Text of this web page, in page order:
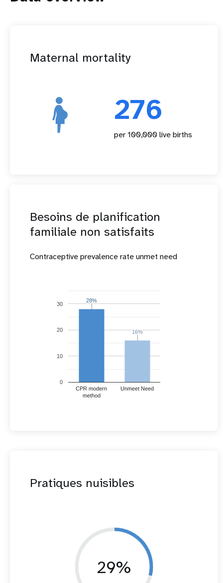
Maternal mortality
276
per 100,000 live births
Besoins de planification
familiale non satisfaits
Contraceptive prevalence rate unmet need
CPR modern
method
Unmeet Need
0
10
20
30
28%
28%
16%
16%
Pratiques nuisibles
29%